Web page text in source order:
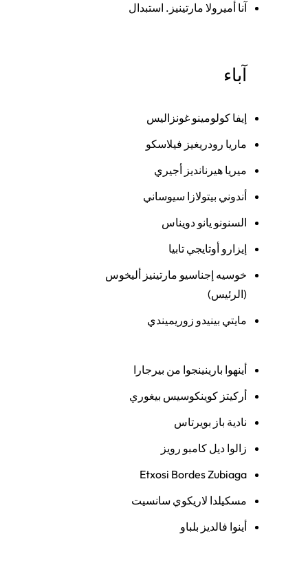
آنا أميرولا مارتينيز. استبدال
آباء
إيفا كولومينو غونزاليس
ماريا رودريغيز فيلاسكو
ميريا هيرنانديز أجيري
أندوني بيتولازا سيوساني
السنونو يانو دويناس
إيزارو أوتايجي تابيا
خوسيه إجناسيو مارتينيز أليخوس
(الرئيس)
مايتي بينيدو زوريميندي
أينهوا بارينينجوا من بيرجارا
أركيتز كوينكوسيس بيغوري
نادية باز بويرتاس
زالوا ديل كامبو رويز
Etxosi Bordes Zubiaga
مسكيلدا لاريكوي سانسيت
أينوا ​​فالديز بلباو